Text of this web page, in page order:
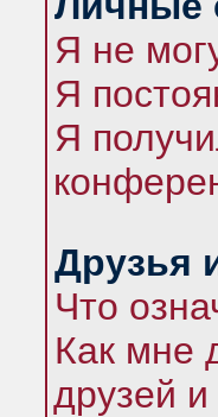
Я не
Я
Я
Друзья
Что
Как мне
друзей и